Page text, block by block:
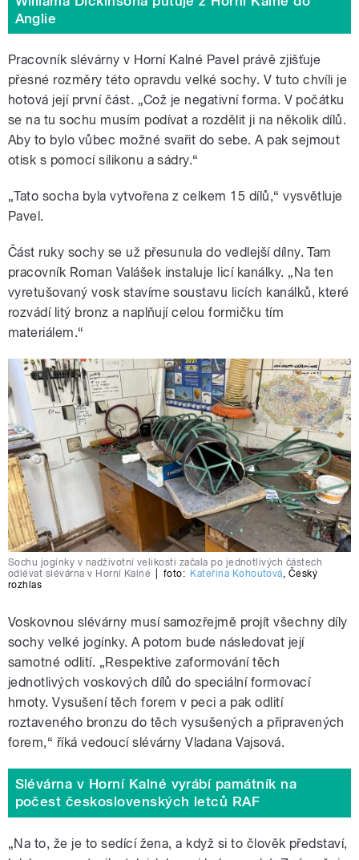
Anglie
Pracovník slévárny v Horní Kalné Pavel právě zjišťuje
přesné rozměry této opravdu velké sochy. V tuto chvíli je
hotová její první část. „Což je negativní forma. V počátku
se na tu sochu musím podívat a rozdělit ji na několik dílů.
Aby to bylo vůbec možné svařit do sebe. A pak sejmout
otisk s pomocí silikonu a sádry.“
„Tato socha byla vytvořena z celkem 15 dílů,“ vysvětluje
Pavel.
Část ruky sochy se už přesunula do vedlejší dílny. Tam
pracovník Roman Valášek instaluje licí kanálky. „Na ten
vyretušovaný vosk stavíme soustavu licích kanálků, které
rozvádí litý bronz a naplňují celou formičku tím
materiálem.“
Sochu jogínky v nadživotní velikosti začala po jednotlivých částech
odlévat slévárna v Horní Kalné
foto: Kateřina Kohoutová, Český
rozhlas
Voskovnou slévárny musí samozřejmě projít všechny díly
sochy velké jogínky. A potom bude následovat její
samotné odlití. „Respektive zaformování těch
jednotlivých voskových dílů do speciální formovací
hmoty. Vysušení těch forem v peci a pak odlití
roztaveného bronzu do těch vysušených a připravených
forem,“ říká vedoucí slévárny Vladana Vajsová.
Slévárna v Horní Kalné vyrábí památník na
počest československých letců RAF
„Na to, že je to sedící žena, a když si to člověk představí,